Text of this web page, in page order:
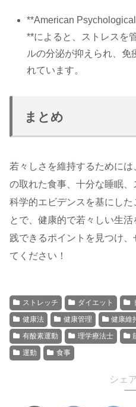
**American
**によると、ストレスを
ルの分泌が抑えられ、免
れています。
まとめ
若々しさを維持するために
の取れた食事、十分な睡眠、
科学的エビデンスを基にし
とで、健康的で若々しい生
践できるポイントを見つけ
てください！
ストレッチ ダイエット
健康法
健康管理 健康維
有酸素運動
理学療法士
運動
食事
シェ